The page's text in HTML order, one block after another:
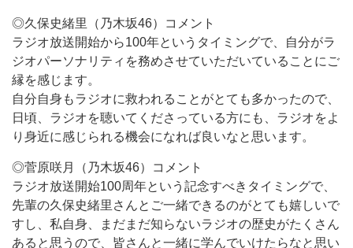
◎久保史緒里（乃木坂46）コメント
ラジオ放送開始から100年というタイミングで、自分がラ
ジオパーソナリティを務めさせていただいていることにご
縁を感じます。
自分自身もラジオに救われることがとても多かったので、
日頃、ラジオを聴いてくださっている方にも、ラジオをよ
り身近に感じられる機会になれば良いなと思います。
◎菅原咲月（乃木坂46）コメント
ラジオ放送開始100周年という記念すべきタイミングで、
先輩の久保史緒里さんとご一緒できるのがとても嬉しいで
すし、私自身、まだまだ知らないラジオの歴史がたくさん
あると思うので、皆さんと一緒に学んでいけたらなと思い